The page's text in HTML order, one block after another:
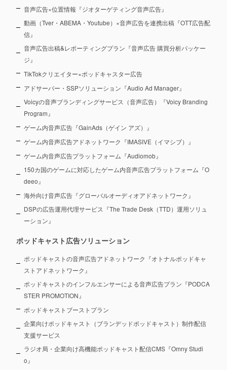
音声広告×位置情報『ジオターゲティング音声広告』
動画（Tver・ABEMA・Youtube）×音声広告を連携出稿『OTT広告配
信』
音声広告出稿&レポーティングプラン『音声広告 購買分析パッケー
ジ』
TikTokクリエイター×ポッドキャスター広告
アドサーバー・SSPソリューション『Audio Ad Manager』
Voicyの音声ブランディングサービス（音声広告）『Voicy Branding
Program』
ゲーム内音声広告『GainAds（ゲイン アズ）』
ゲーム内音声広告アドネットワーク『IMASIVE（イマシブ）』
ゲーム内音声広告プラットフォーム『Audiomob』
150カ国のゲームに対応したゲーム内音声広告プラットフォーム『O
deeo』
海外向け音声広告『グローバルオーディオアドネットワーク』
DSPの広告運用代理サービス『The Trade Desk（TTD）運用ソリュ
ーション』
ポッドキャスト広告ソリューション
ポッドキャストの音声広告アドネットワーク『オトナルポッドキャ
ストアドネットワーク』
ポッドキャストのインフルエンサーによる音声広告プラン『PODCA
STER PROMOTION』
ポッドキャストブーストプラン
企業向けポッドキャスト（ブランデッドポッドキャスト）制作配信
支援サービス
ラジオ局・企業向け高機能ポッドキャスト配信CMS『Omny Studi
o』